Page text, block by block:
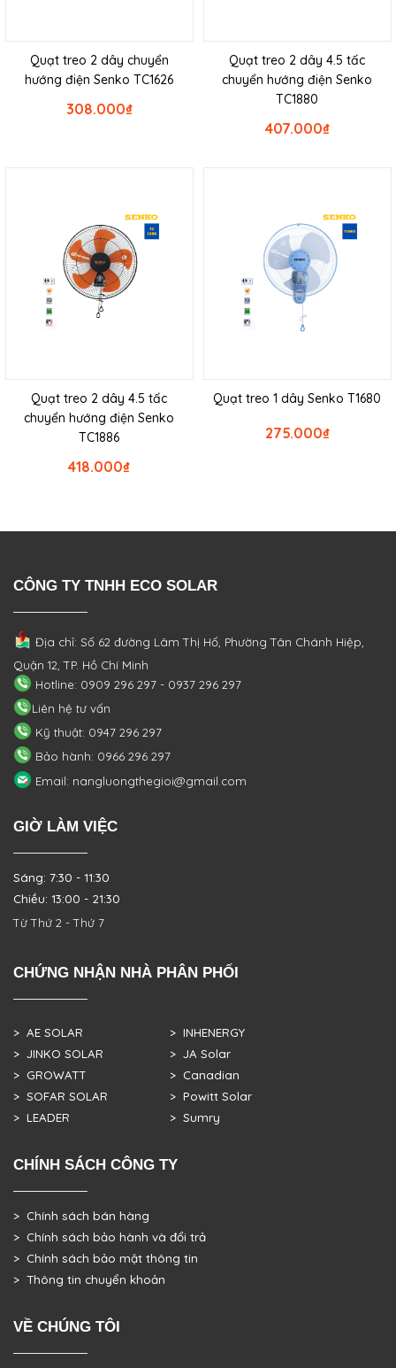
Quạt treo 2 dây chuyển
hướng điện Senko TC1626
₫
308.000
Quạt treo 2 dây 4.5 tấc
chuyển hướng điện Senko
TC1880
₫
407.000
Quạt treo 2 dây 4.5 tấc
chuyển hướng điện Senko
TC1886
₫
418.000
Quạt treo 1 dây Senko T1680
₫
275.000
CÔNG TY TNHH ECO SOLAR
Địa chỉ: Số 62 đường Lâm Thị Hố, PhườngTân Chánh Hiệp,
Quận 12, TP. Hồ Chí Minh
Hotline: 0909 296 297 - 0937 296 297
Liên hệ tư vấn
Kỹ thuật: 0947 296 297
Bảo hành: 0966 296 297
Email: nangluongthegioi@gmail.com
GIỜ LÀM VIỆC
Sáng: 7:30 - 11:30
Chiều: 13:00 - 21:30
Từ Thứ 2 - Thứ 7
CHỨNG NHẬN NHÀ PHÂN PHỐI
> AE SOLAR
> JINKO SOLAR
> GROWATT
> SOFAR SOLAR
> LEADER
> INHENERGY
> JA Solar
> Canadian
> Powitt Solar
> Sumry
CHÍNH SÁCH CÔNG TY
> Chính sách bán hàng
> Chính sách bảo hành và đổi trả
> Chính sách bảo mật thông tin
> Thông tin chuyển khoản
VỀ CHÚNG TÔI